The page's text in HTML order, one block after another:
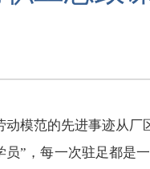
模范的先进事迹从厂
员”，每一次驻足都是